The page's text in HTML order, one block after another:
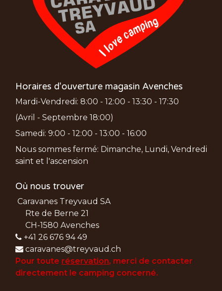
Horaires d'ouverture magasin Avenches
Mardi-Vendredi: 8:00 - 12:00 - 13:30 - 17:30
(Avril - Septembre 18:00)
Samedi: 9:00 - 12:00 - 13:00 - 16:00
Nous sommes fermé: Dimanche, Lundi, Vendredi
saint et l'ascension
Où nous trouver
Caravanes Treyvaud SA
Rte de Berne 21
CH-1580 Avenches
+41 26 676 94 49
caravanes@treyvaud.ch
Pour toute réservation, merci de contacter
directement le camping concerné.